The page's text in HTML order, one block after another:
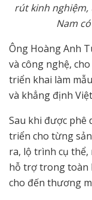
rút kinh nghiệm,
Nam
Ông Hoàng Anh
và công nghệ,
triển khai làm
và khẳng định
Sau khi được phê
triển cho từng
ra, lộ trình cụ thể,
hỗ trợ trong toàn
cho đến thương